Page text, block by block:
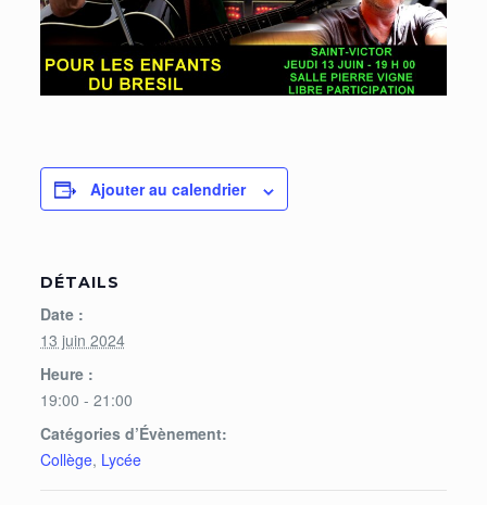
Ajouter au calendrier
DÉTAILS
Date :
13 juin 2024
Heure :
19:00 - 21:00
Catégories d’Évènement:
Collège, Lycée